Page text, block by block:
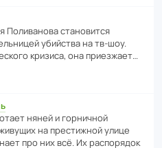
Поли­ва­нова стано­вится
убийства на тв-шоу.
кризиса, она приезжает…
няней и горни­чной
на прес­ти­жной улице
про них всё. Их распо­рядок